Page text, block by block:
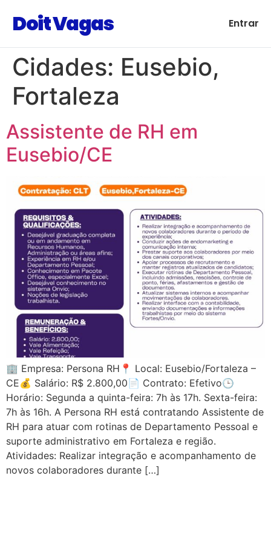
Doit Vagas Entrar
Cidades: Eusebio,
Fortaleza
Assistente de RH em
Eusebio/CE
🏢 Empresa: Persona RH📍 Local: Eusebio/Fortaleza –
CE💰 Salário: R$ 2.800,00📄 Contrato: Efetivo🕒
Horário: Segunda a quinta-feira: 7h às 17h. Sexta-feira:
7h às 16h. A Persona RH está contratando Assistente de
RH para atuar com rotinas de Departamento Pessoal e
suporte administrativo em Fortaleza e região.
Atividades: Realizar integração e acompanhamento de
novos colaboradores durante […]